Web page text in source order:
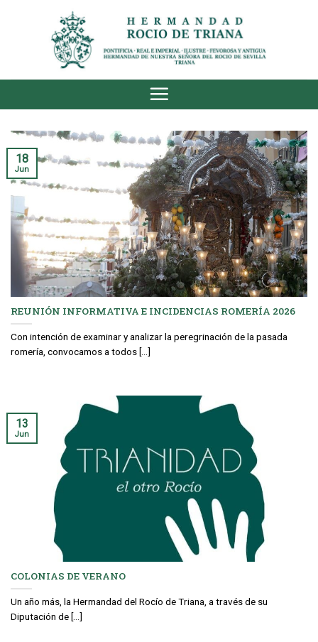
REUNIÓN INFORMATIVA E INCIDENCIAS ROMERÍA 2026
Con intención de examinar y analizar la peregrinación de la pasada
romería, convocamos a todos [...]
18
Jun
COLONIAS DE VERANO
Un año más, la Hermandad del Rocío de Triana, a través de su
Diputación de [...]
13
Jun